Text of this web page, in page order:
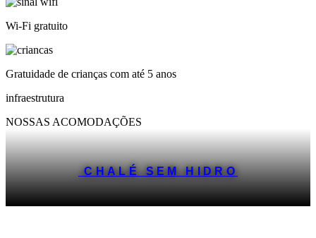
Wi-Fi gratuito
Gratuidade de crianças com até 5 anos
infraestrutura
NOSSAS ACOMODAÇÕES
CHALÉ SEM HIDRO